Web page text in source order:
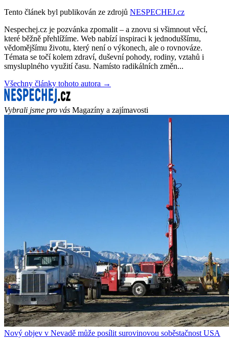
Tento článek byl publikován ze zdrojů NESPECHEJ.cz
Nespechej.cz je pozvánka zpomalit – a znovu si všimnout věcí,
které běžně přehlížíme. Web nabízí inspiraci k jednoduššímu,
vědomějšímu životu, který není o výkonech, ale o rovnováze.
Témata se točí kolem zdraví, duševní pohody, rodiny, vztahů i
smysluplného využití času. Namísto radikálních změn...
Všechny články tohoto autora →
Vybrali jsme pro vás Magazíny a zajímavosti
Nový objev v Nevadě může posílit surovinovou soběstačnost USA